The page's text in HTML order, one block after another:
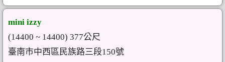
mini izzy
(14400 ~ 14400) 377公尺
臺南市中西區民族路三段150號